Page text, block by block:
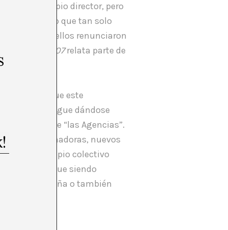
del propio director, pero
por lo que tan solo
muchos de ellos renunciaron
2002-2007relata parte de
partes y lo que este
museo sigue dándose
que “las Agencias”.
transformadoras, nuevos
serían el propio colectivo
hoy día sigue siendo
enseña o también